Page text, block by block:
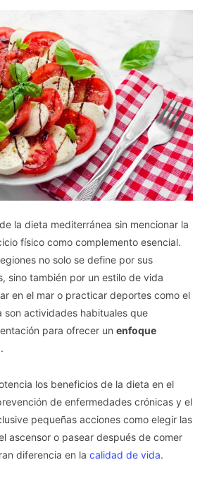
la dieta mediterránea sin mencionar la
físico como complemento esencial.
no solo se define por sus
sino también por un estilo de vida
en el mar o practicar deportes como el
son actividades habituales que
para ofrecer un enfoque
los beneficios de la dieta en el
de enfermedades crónicas y el
pequeñas acciones como elegir las
ascensor o pasear después de comer
diferencia en la calidad de vida.